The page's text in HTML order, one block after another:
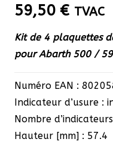
59,50 € TVAC
Kit de 4 plaquettes
pour Abarth 500 /
Numéro EAN :
Indicateur d’usure :
Nombre
Hauteur [mm] : 57.4